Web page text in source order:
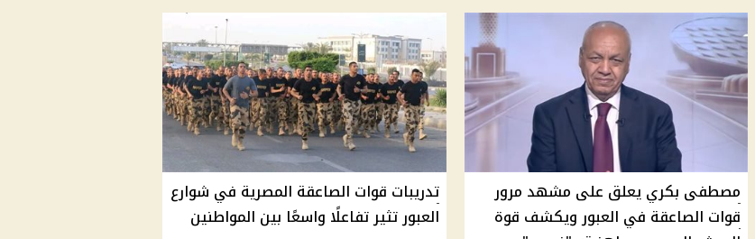
مصطفى بكري يعلق على مشهد مرور
قوات الصاعقة في العبور ويكشف قوة
تدريبات قوات الصاعقة المصرية في شوارع
العبور تثير تفاعلًا واسعًا بين المواطنين